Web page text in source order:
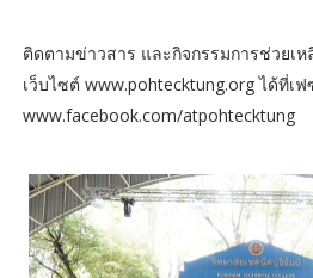
ติดตามข่าวสาร และกิจกรรมการช่วยเ
เว็บไซต์ www.pohtecktung.org ได้ที่เ
www.facebook.com/atpohtecktung